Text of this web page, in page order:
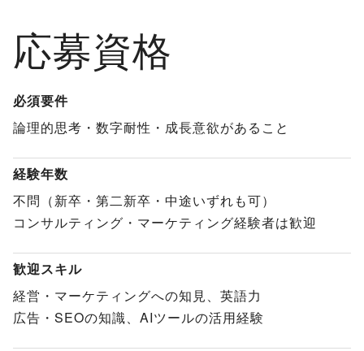
応募資格
必須要件
論理的思考・数字耐性・成長意欲があること
経験年数
不問（新卒・第二新卒・中途いずれも可）
コンサルティング・マーケティング経験者は歓迎
歓迎スキル
経営・マーケティングへの知見、英語力
広告・SEOの知識、AIツールの活用経験